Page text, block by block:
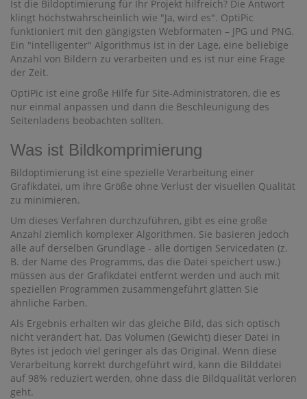
Ist die Bildoptimierung für Ihr Projekt hilfreich? Die Antwort
klingt höchstwahrscheinlich wie "Ja, wird es". OptiPic
funktioniert mit den gängigsten Webformaten – JPG und PNG.
Ein "intelligenter" Algorithmus ist in der Lage, eine beliebige
Anzahl von Bildern zu verarbeiten und es ist nur eine Frage
der Zeit.
OptiPic ist eine große Hilfe für Site-Administratoren, die es
nur einmal anpassen und dann die Beschleunigung des
Seitenladens beobachten sollten.
Was ist Bildkomprimierung
Bildoptimierung ist eine spezielle Verarbeitung einer
Grafikdatei, um ihre Größe ohne Verlust der visuellen Qualität
zu minimieren.
Um dieses Verfahren durchzuführen, gibt es eine große
Anzahl ziemlich komplexer Algorithmen. Sie basieren jedoch
alle auf derselben Grundlage - alle dortigen Servicedaten (z.
B. der Name des Programms, das die Datei speichert usw.)
müssen aus der Grafikdatei entfernt werden und auch mit
speziellen Programmen zusammengeführt glätten Sie
ähnliche Farben.
Als Ergebnis erhalten wir das gleiche Bild, das sich optisch
nicht verändert hat. Das Volumen (Gewicht) dieser Datei in
Bytes ist jedoch viel geringer als das Original. Wenn diese
Verarbeitung korrekt durchgeführt wird, kann die Bilddatei
auf 98% reduziert werden, ohne dass die Bildqualität verloren
geht.